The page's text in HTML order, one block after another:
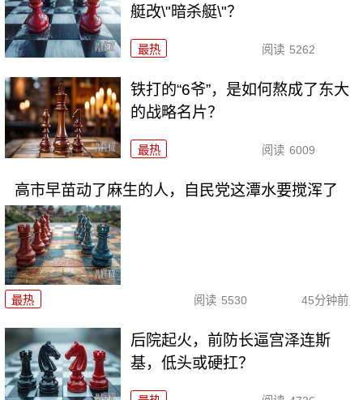
艇改\"暗杀艇\"？
最热 阅读 5262
铁打的“6爷”，是如何熬成了东大
的战略名片？
最热 阅读 6009
高市早苗动了麻生的人，自民党这潭水要搅浑了
最热 阅读 5530 45分钟前
后院起火，前防长逼宫泽连斯
基，低头或硬扛？